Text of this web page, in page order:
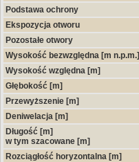
Podstawa ochrony
Ekspozycja otworu
Pozostałe otwory
Wysokość bezwzględna [m n.p.m.]
Wysokość względna [m]
Głębokość [m]
Przewyższenie [m]
Deniwelacja [m]
Długość [m]
w tym szacowane [m]
Rozciągłość horyzontalna [m]